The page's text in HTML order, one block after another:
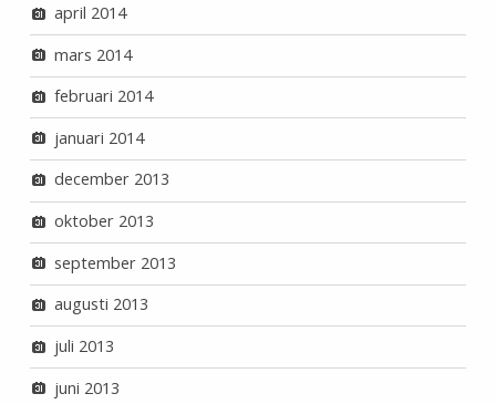
april 2014
mars 2014
februari 2014
januari 2014
december 2013
oktober 2013
september 2013
augusti 2013
juli 2013
juni 2013